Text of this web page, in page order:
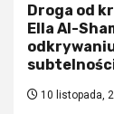
Droga od
Ella Al-
10 listopada,